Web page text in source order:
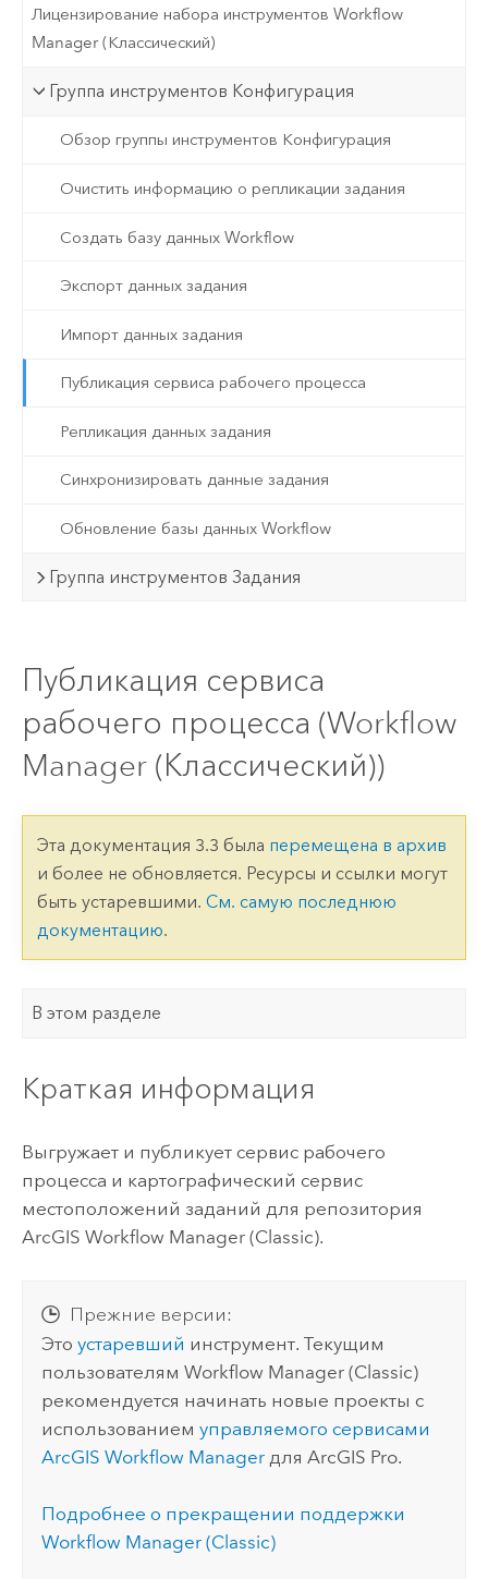
Лицензирование набора инструментов Workflow
Manager (Классический)
Группа инструментов Конфигурация
Обзор группы инструментов Конфигурация
Очистить информацию о репликации задания
Создать базу данных Workflow
Экспорт данных задания
Импорт данных задания
Публикация сервиса рабочего процесса
Репликация данных задания
Синхронизировать данные задания
Обновление базы данных Workflow
Группа инструментов Задания
Публикация сервиса
рабочего процесса (Workflow
Manager (Классический))
Эта документация 3.3 была перемещена в архив
и более не обновляется. Ресурсы и ссылки могут
быть устаревшими. См. самую последнюю
документацию.
В этом разделе
Краткая информация
Выгружает и публикует сервис рабочего
процесса и картографический сервис
местоположений заданий для репозитория
ArcGIS Workflow Manager (Classic).
Прежние версии:
Этоустаревший инструмент. Текущим
пользователямWorkflow Manager (Classic)
рекомендуется начинать новые проекты с
использованиемуправляемого сервисами
ArcGIS Workflow Manager дляArcGIS Pro.
Подробнее о прекращении поддержки
Workflow Manager (Classic)